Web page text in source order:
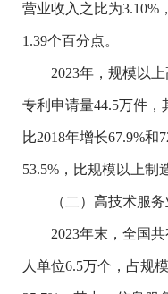
营业收入之比为3.10%
1.39个百分点。
2023年，规模以
专利申请量44.5万件，
比2018年增长67.9%和
53.5% ，比规模以上制
（二）高技术服务
2023年末，全国
人单位6.5万个，占规